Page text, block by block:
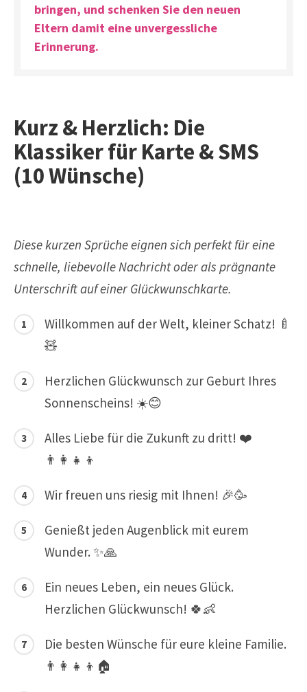
bringen, und schenken Sie den neuen
Eltern damit eine unvergessliche
Erinnerung.
Kurz & Herzlich: Die
Klassiker für Karte & SMS
(10 Wünsche)
Diese kurzen Sprüche eignen sich perfekt für eine
schnelle, liebevolle Nachricht oder als prägnante
Unterschrift auf einer Glückwunschkarte.
Willkommen auf der Welt, kleiner Schatz! 🍼
🧸
Herzlichen Glückwunsch zur Geburt Ihres
Sonnenscheins! ☀️😊
Alles Liebe für die Zukunft zu dritt! ❤️
👨‍👩‍👧‍👦
Wir freuen uns riesig mit Ihnen! 🎉🥳
Genießt jeden Augenblick mit eurem
Wunder. ✨🙏
Ein neues Leben, ein neues Glück.
Herzlichen Glückwunsch! 🍀👶
Die besten Wünsche für eure kleine Familie.
👨‍👩‍👧‍👦🏠